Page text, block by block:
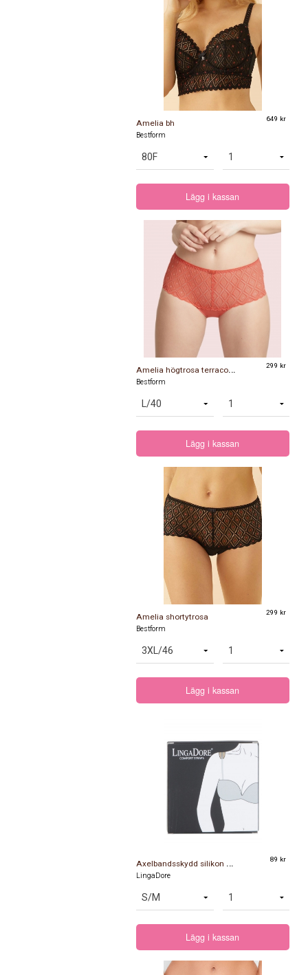
Amelia bh 649 kr
Bestform
Lägg i kassan
A
melia högtrosa terracotta 299 kr
Bestform
Lägg i kassan
Amelia shortytrosa 299 kr
Bestform
Lägg i kassan
A
xelbandsskydd silikon beige 89 kr
LingaDore
Lägg i kassan